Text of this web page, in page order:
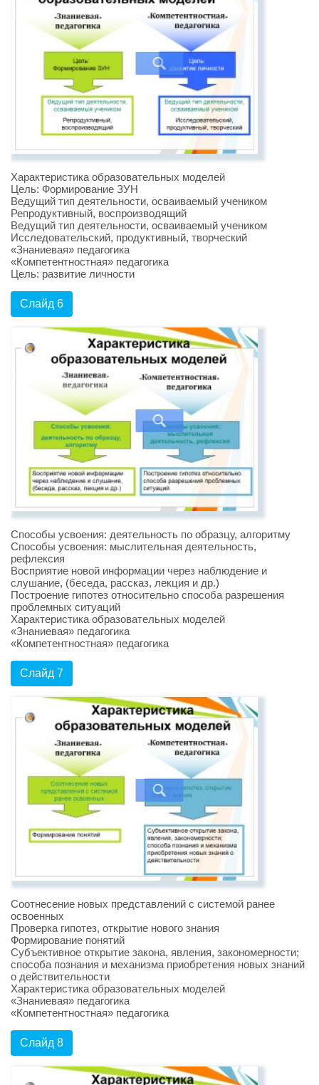
Характеристика образовательных моделей
Цель: Формирование ЗУН
Ведущий тип деятельности, осваиваемый учеником
Репродуктивный, воспроизводящий
Ведущий тип деятельности, осваиваемый учеником
Исследовательский, продуктивный, творческий
«Знаниевая» педагогика
«Компетентностная» педагогика
Цель: развитие личности
Слайд 6
Способы усвоения: деятельность по образцу, алгоритму
Способы усвоения: мыслительная деятельность,
рефлексия
Восприятие новой информации через наблюдение и
слушание, (беседа, рассказ, лекция и др.)
Построение гипотез относительно способа разрешения
проблемных ситуаций
Характеристика образовательных моделей
«Знаниевая» педагогика
«Компетентностная» педагогика
Слайд 7
Соотнесение новых представлений с системой ранее
освоенных
Проверка гипотез, открытие нового знания
Формирование понятий
Субъективное открытие закона, явления, закономерности;
способа познания и механизма приобретения новых знаний
о действительности
Характеристика образовательных моделей
«Знаниевая» педагогика
«Компетентностная» педагогика
Слайд 8